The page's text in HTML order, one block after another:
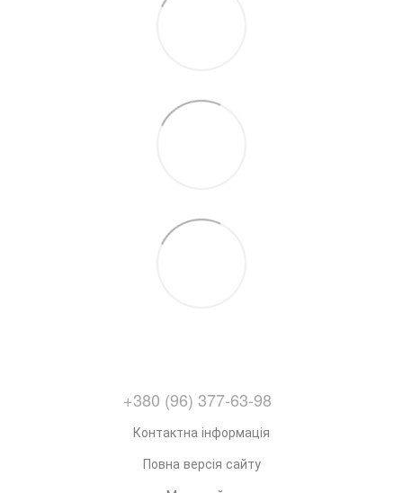
+380 (96) 377-63-98
Контактна інформація
Повна версія сайту